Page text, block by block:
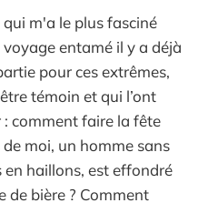
qui m'a le plus fasciné
entamé il y a déjà
pour ces extrêmes,
témoin et qui l’ont
comment faire la fête
moi, un homme sans
en haillons, est effondré
de bière ? Comment